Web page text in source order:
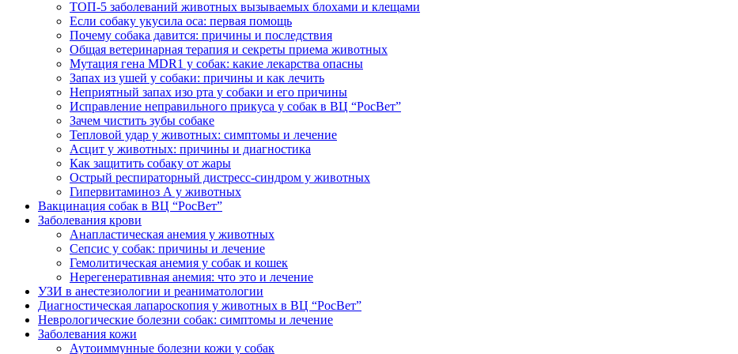
ТОП-5 заболеваний животных вызываемых блохами и клещами
Если собаку укусила оса: первая помощь
Почему собака давится: причины и последствия
Общая ветеринарная терапия и секреты приема животных
Мутация гена MDR1 у собак: какие лекарства опасны
Запах из ушей у собаки: причины и как лечить
Неприятный запах изо рта у собаки и его причины
Исправление неправильного прикуса у собак в ВЦ “РосВет”
Зачем чистить зубы собаке
Тепловой удар у животных: симптомы и лечение
Асцит у животных: причины и диагностика
Как защитить собаку от жары
Острый респираторный дистресс-синдром у животных
Гипервитаминоз А у животных
Вакцинация собак в ВЦ “РосВет”
Заболевания крови
Анапластическая анемия у животных
Сепсис у собак: причины и лечение
Гемолитическая анемия у собак и кошек
Нерегенеративная анемия: что это и лечение
УЗИ в анестезиологии и реаниматологии
Диагностическая лапароскопия у животных в ВЦ “РосВет”
Неврологические болезни собак: симптомы и лечение
Заболевания кожи
Аутоиммунные болезни кожи у собак